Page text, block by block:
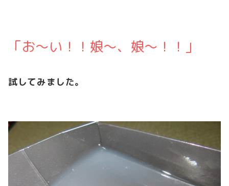
「お～い！！娘～、娘～！！」
試してみました。